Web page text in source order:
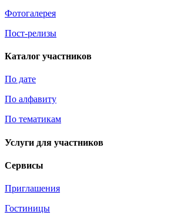
Фотогалерея
Пост-релизы
Каталог участников
По дате
По алфавиту
По тематикам
Услуги для участников
Сервисы
Приглашения
Гостиницы